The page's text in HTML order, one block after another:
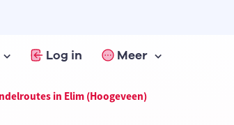
Log in Meer
in Elim (Hoogeveen)